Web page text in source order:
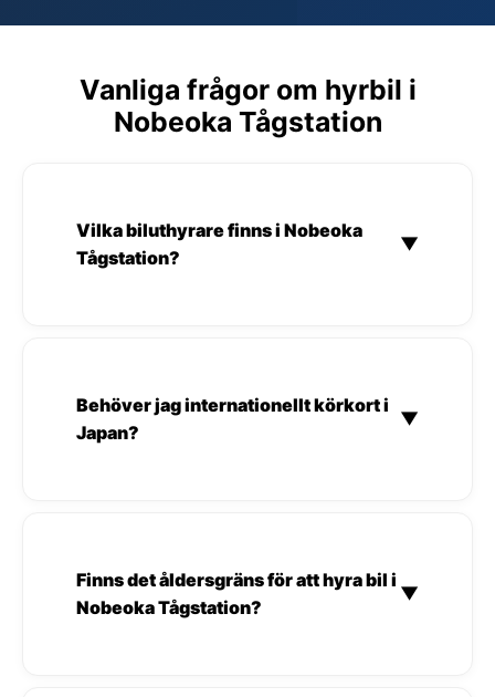
Vanliga frågor om hyrbil i
Nobeoka Tågstation
Vilka biluthyrare finns i Nobeoka
Tågstation?
▼
Behöver jag internationellt körkort i
Japan?
▼
Finns det åldersgräns för att hyra bil i
Nobeoka Tågstation?
▼